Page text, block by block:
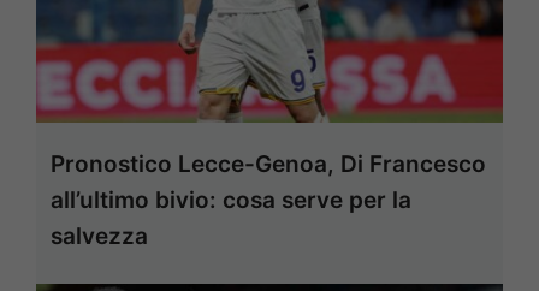
Pronostico Lecce-Genoa, Di Francesco
all’ultimo bivio: cosa serve per la
salvezza